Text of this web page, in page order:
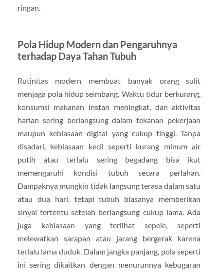
ringan.
Pola Hidup Modern dan Pengaruhnya
terhadap Daya Tahan Tubuh
Rutinitas modern membuat banyak orang sulit
menjaga pola hidup seimbang. Waktu tidur berkurang,
konsumsi makanan instan meningkat, dan aktivitas
harian sering berlangsung dalam tekanan pekerjaan
maupun kebiasaan digital yang cukup tinggi. Tanpa
disadari, kebiasaan kecil seperti kurang minum air
putih atau terlalu sering begadang bisa ikut
memengaruhi kondisi tubuh secara perlahan.
Dampaknya mungkin tidak langsung terasa dalam satu
atau dua hari, tetapi tubuh biasanya memberikan
sinyal tertentu setelah berlangsung cukup lama. Ada
juga kebiasaan yang terlihat sepele, seperti
melewatkan sarapan atau jarang bergerak karena
terlalu lama duduk. Dalam jangka panjang, pola seperti
ini sering dikaitkan dengan menurunnya kebugaran